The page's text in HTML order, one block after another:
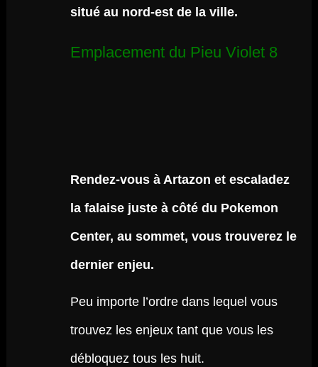
situé au nord-est de la ville.
Emplacement du Pieu Violet 8
Rendez-vous à Artazon et escaladez
la falaise juste à côté du Pokemon
Center, au sommet, vous trouverez le
dernier enjeu.
Peu importe l’ordre dans lequel vous
trouvez les enjeux tant que vous les
débloquez tous les huit.